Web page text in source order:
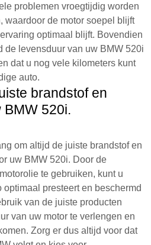
problemen vroegtijdig worden
waardoor de motor soepel blijft
optimaal blijft. Bovendien
de levensduur van uw BMW 520i
dat u nog vele kilometers kunt
auto.
brandstof en
BMW 520i.
om altijd de juiste brandstof en
uw BMW 520i. Door de
te gebruiken, kunt u
presteert en beschermd
van de juiste producten
van uw motor te verlengen en
Zorg er dus altijd voor dat